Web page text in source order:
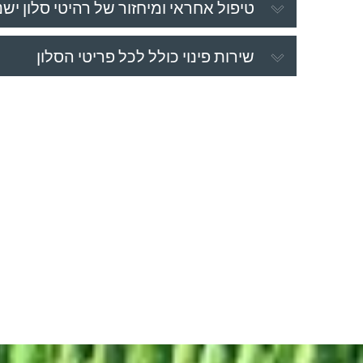
טיפול אחראי ומיחזור של רהיטי סלון
שירות פינוי כולל לכל פריטי הסלון